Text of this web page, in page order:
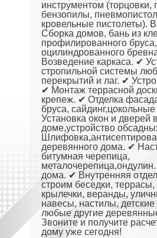
инструментом (торцовки,
бензопилы,
кровельные пистолеты).
Сборка домов, бань из
профилированного бруса,
оцилиндрованного
Возведение каркаса. ✔
стропильной системы
перекрытий и лаг. ✔
✔ Монтаж террасной
крепеж. ✔ Отделка
бруса,
Установка окон и дверей в
доме,устройство
деревянного дома. ✔
битумная черепица,
дома. ✔ Внутренняя
строим беседки, террасы,
крылечки, веранды,
навесы, настилы,
любые другие
Звоните и получите
дому уже сегодня!